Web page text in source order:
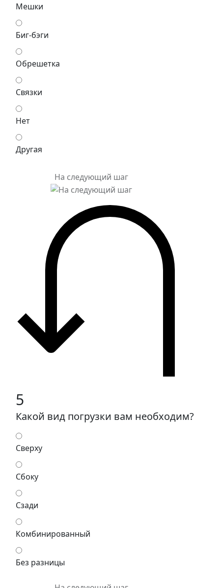
Мешки
Биг-бэги
Обрешетка
Связки
Нет
Другая
На следующий шаг
5
Какой вид погрузки вам необходим?
Сверху
Сбоку
Сзади
Комбинированный
Без разницы